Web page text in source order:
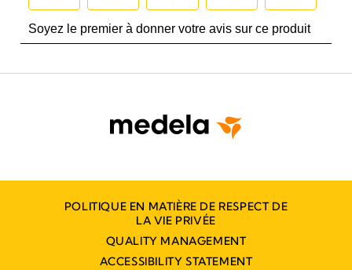
POLITIQUE EN MATIÈRE DE RESPECT DE
LA VIE PRIVÉE
QUALITY MANAGEMENT
ACCESSIBILITY STATEMENT